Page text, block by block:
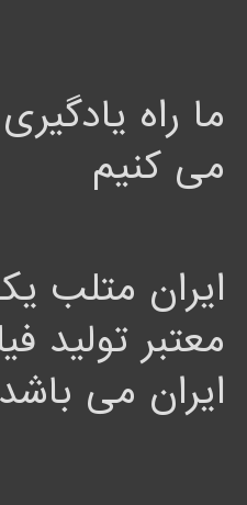
ما راه
می کنیم
ایران متلب
معتبر تولید
ایران می باشد